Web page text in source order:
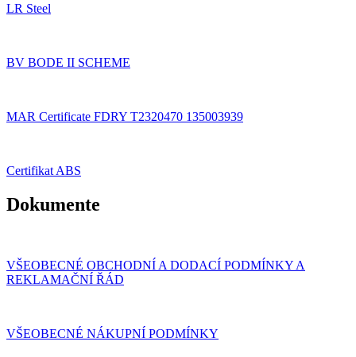
LR Steel
BV BODE II SCHEME
MAR Certificate FDRY T2320470 135003939
Certifikat ABS
Dokumente
VŠEOBECNÉ OBCHODNÍ A DODACÍ PODMÍNKY A
REKLAMAČNÍ ŘÁD
VŠEOBECNÉ NÁKUPNÍ PODMÍNKY